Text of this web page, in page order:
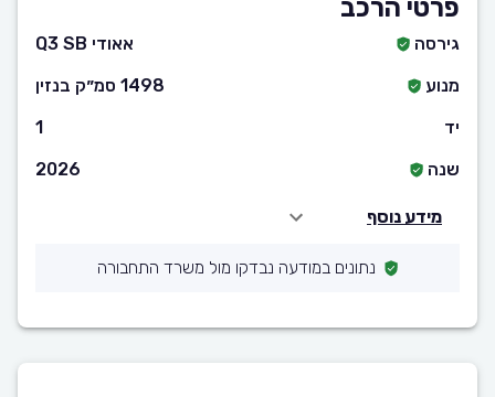
פרטי הרכב
גירסה
אאודי Q3 SB
מנוע
1498 סמ״ק בנזין
יד
1
שנה
2026
מידע נוסף
נתונים במודעה נבדקו מול משרד התחבורה